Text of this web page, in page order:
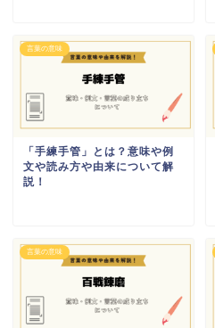
言葉の意味
「手練手管」とは？意味や例
文や読み方や由来について解
説！
言葉の意味